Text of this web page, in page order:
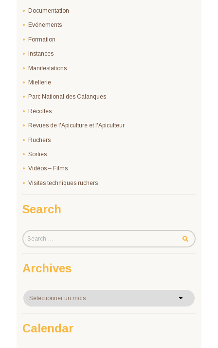
Documentation
Evénements
Formation
Instances
Manifestations
Miellerie
Parc National des Calanques
Récoltes
Revues de l'Apiculture et l'Apiculteur
Ruchers
Sorties
Vidéos – Films
Visites techniques ruchers
Search
Archives
Archives
Calendar